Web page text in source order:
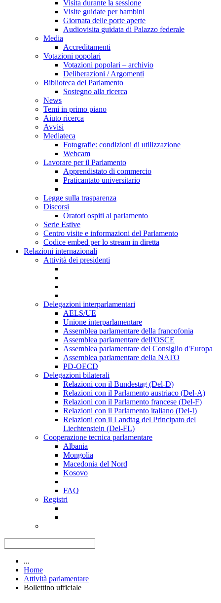
Visita durante la sessione
Visite guidate per bambini
Giornata delle porte aperte
Audiovisita guidata di Palazzo federale
Media
Accreditamenti
Votazioni popolari
Votazioni popolari – archivio
Deliberazioni / Argomenti
Biblioteca del Parlamento
Sostegno alla ricerca
News
Temi in primo piano
Aiuto ricerca
Avvisi
Mediateca
Fotografie: condizioni di utilizzazione
Webcam
Lavorare per il Parlamento
Apprendistato di commercio
Praticantato universitario
Legge sulla trasparenza
Discorsi
Oratori ospiti al parlamento
Serie Estive
Centro visite e informazioni del Parlamento
Codice embed per lo stream in diretta
Relazioni internazionali
Attività dei presidenti
Delegazioni interparlamentari
AELS/UE
Unione interparlamentare
Assemblea parlamentare della francofonia
Assemblea parlamentare dell'OSCE
Assemblea parlamentare del Consiglio d'Europa
Assemblea parlamentare della NATO
PD-OECD
Delegazioni bilaterali
Relazioni con il Bundestag (Del-D)
Relazioni con il Parlamento austriaco (Del-A)
Relazioni con il Parlamento francese (Del-F)
Relazioni con il Parlamento italiano (Del-I)
Relazioni con il Landtag del Principato del
Liechtenstein (Del-FL)
Cooperazione tecnica parlamentare
Albania
Mongolia
Macedonia del Nord
Kosovo
FAQ
Registri
...
Home
Attività parlamentare
Bollettino ufficiale